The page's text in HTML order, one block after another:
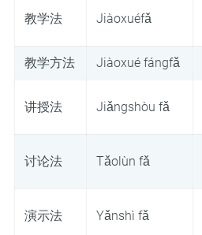
教学法 Jiàoxuéfǎ
教学方法 Jiàoxué fángfǎ
讲授法 Jiǎngshòu fǎ
讨论法 Tǎolùn fǎ
演示法 Yǎnshì fǎ